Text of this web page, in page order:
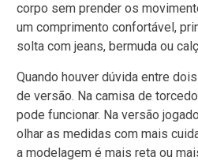
corpo sem prender os
um comprimento confortável,
solta com jeans, bermuda ou
Quando houver dúvida entre
de versão. Na camisa de
pode funcionar. Na versão
olhar as medidas com mais
a modelagem é mais reta ou